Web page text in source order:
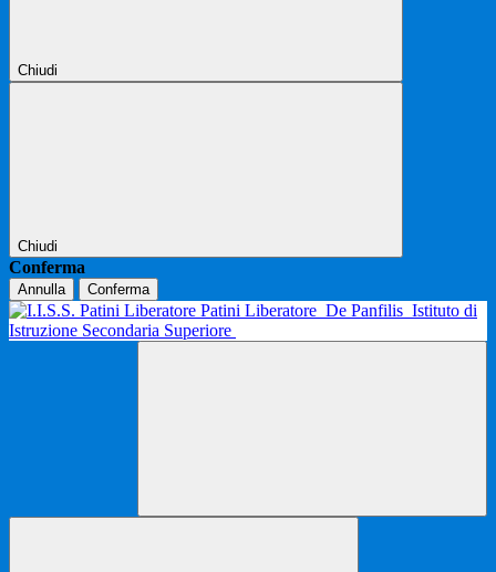
Chiudi
Chiudi
Conferma
Annulla Conferma
Patini Liberatore De Panfilis Istituto di
Istruzione Secondaria Superiore